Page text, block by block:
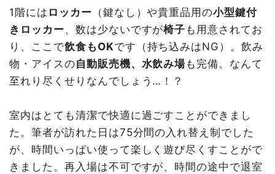
1階には ロッカー （鍵なし）や貴重品用の小型鍵付
きロッカー、数は少ないですが椅子 も用意されてお
り、ここで飲食もOKです（持ち込みはNG）。飲み
物・アイスの自動販売機、水飲み場も完備。なんて
至れり尽くせりなんでしょう…！？
室内はとても清潔で快適に過ごすことができまし
た。筆者が訪れた日は75分間の入れ替え制でした
が、時間いっぱい使って楽しく遊び尽くすことがで
きました。再入場は不可ですが、時間の途中で退室